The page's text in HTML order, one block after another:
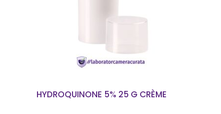
HYDROQUINONE 5% 25 G CRÈME